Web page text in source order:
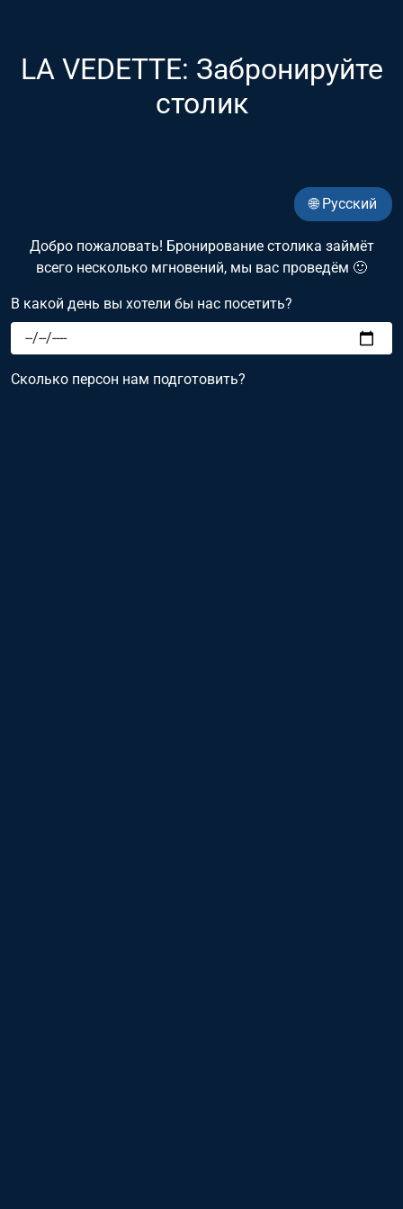
LA VEDETTE: Забронируйте
столик
🌐 Русский
Добро пожаловать! Бронирование столика займёт
всего несколько мгновений, мы вас проведём 🙂
В какой день вы хотели бы нас посетить?
Сколько персон нам подготовить?